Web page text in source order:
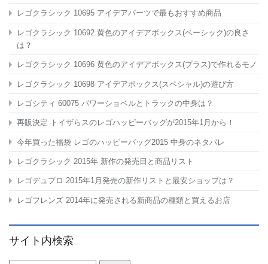
レゴクラシック 10695 アイデアパーツで最もおすすめ商品
レゴクラシック 10692 黄色のアイデアボックス(ベーシック)の良さ
は？
レゴクラシック 10696 黄色のアイデアボックス(プラス)で作れるモノ
レゴクラシック 10698 アイデアボックス(スペシャル)の遊び方
レゴシティ 60075 パワーショベルとトラックの中身は？
再販決定 トイザらスのレゴハッピーバッグが2015年1月から！
今年買った福袋 レゴのハッピーバッグ2015 中身のネタバレ
レゴクラシック 2015年 新作の発売日と商品リスト
レゴデュプロ 2015年1月発売の新作リストと最安ショップは？
レゴフレンズ 2014年に発売される新商品の種類と買えるお店
サイト内検索